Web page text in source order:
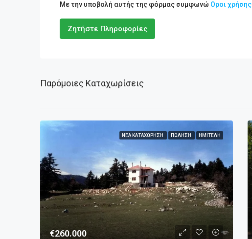
Με την υποβολή αυτής της φόρμας συμφωνώ Οροι χρήσης
Ζητήστε Πληροφορίες
Παρόμοιες Καταχωρίσεις
ΝΈΑ ΚΑΤΑΧΏΡΗΣΗ ΠΏΛΗΣΗ ΗΜΙΤΕΛΉ
€260.000